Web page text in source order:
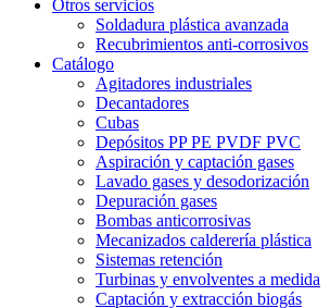
Otros servicios
Soldadura plástica avanzada
Recubrimientos anti-corrosivos
Catálogo
Agitadores industriales
Decantadores
Cubas
Depósitos PP PE PVDF PVC
Aspiración y captación gases
Lavado gases y desodorización
Depuración gases
Bombas anticorrosivas
Mecanizados calderería plástica
Sistemas retención
Turbinas y envolventes a medida
Captación y extracción biogás